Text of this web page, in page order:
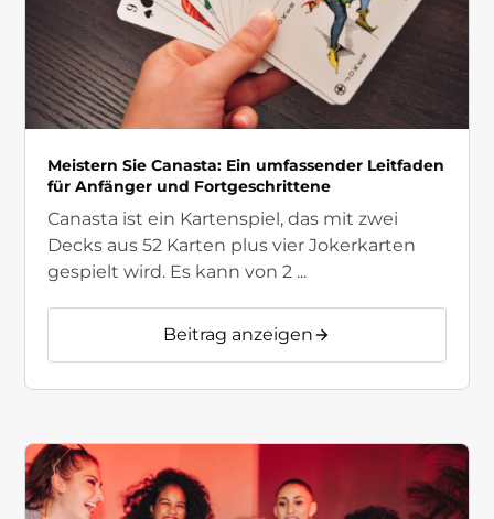
Meistern Sie Canasta: Ein umfassender Leitfaden
für Anfänger und Fortgeschrittene
Canasta ist ein Kartenspiel, das mit zwei
Decks aus 52 Karten plus vier Jokerkarten
gespielt wird. Es kann von 2 ...
Beitrag anzeigen